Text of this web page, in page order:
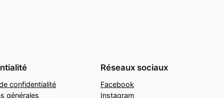
confidentialité
générales
Réseaux sociaux
Facebook
Instagram